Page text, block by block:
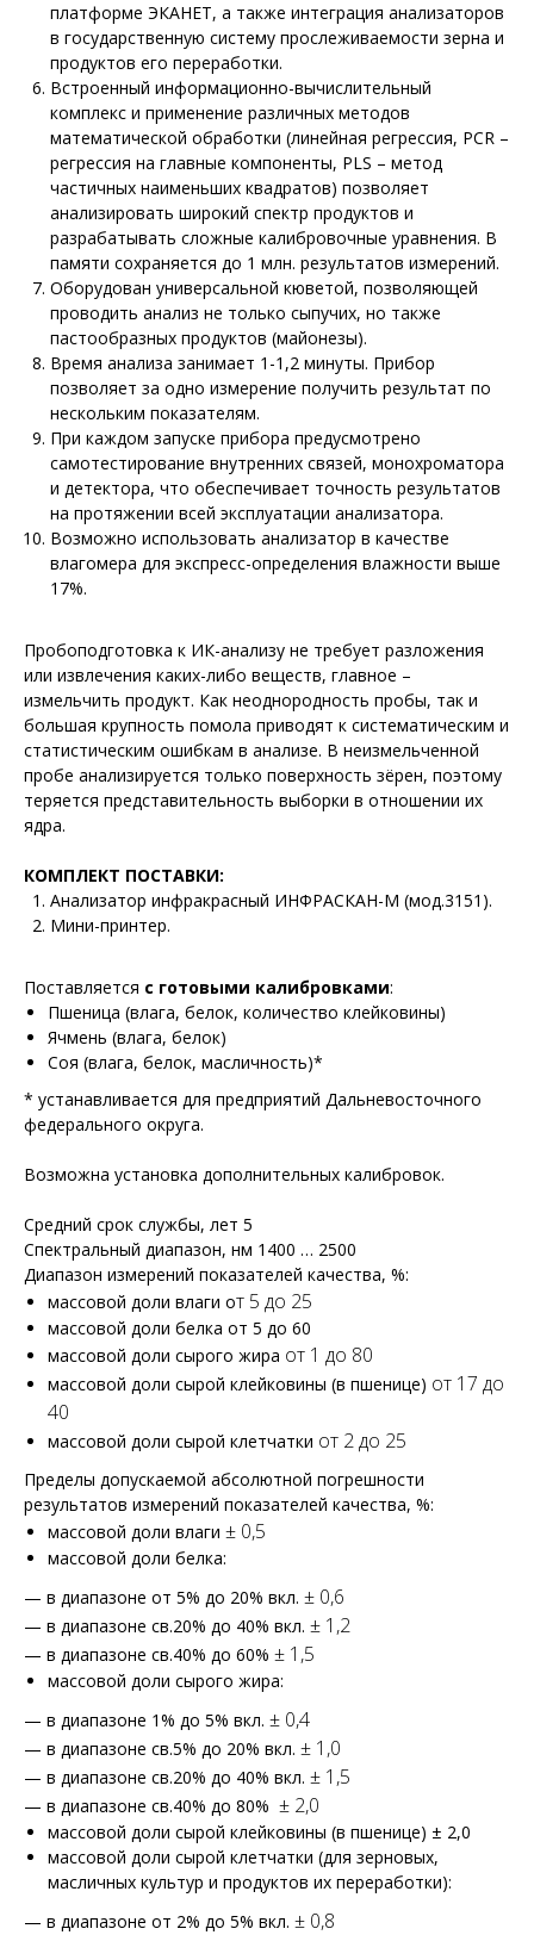
платформе ЭКАНЕТ, а также интеграция анализаторов
в государственную систему прослеживаемости зерна и
продуктов его переработки.
Встроенный информационно-вычислительный
комплекс и применение различных методов
математической обработки (линейная регрессия, PCR –
регрессия на главные компоненты, PLS – метод
частичных наименьших квадратов) позволяет
анализировать широкий спектр продуктов и
разрабатывать сложные калибровочные уравнения. В
памяти сохраняется до 1 млн. результатов измерений.
Оборудован универсальной кюветой, позволяющей
проводить анализ не только сыпучих, но также
пастообразных продуктов (майонезы).
Время анализа занимает 1-1,2 минуты. Прибор
позволяет за одно измерение получить результат по
нескольким показателям.
При каждом запуске прибора предусмотрено
самотестирование внутренних связей, монохроматора
и детектора, что обеспечивает точность результатов
на протяжении всей эксплуатации анализатора.
Возможно использовать анализатор в качестве
влагомера для экспресс-определения влажности выше
17%.
Пробоподготовка к ИК-анализу не требует разложения
или извлечения каких-либо веществ, главное –
измельчить продукт. Как неоднородность пробы, так и
большая крупность помола приводят к систематическим и
статистическим ошибкам в анализе. В неизмельченной
пробе анализируется только поверхность зёрен, поэтому
теряется представительность выборки в отношении их
ядра.
КОМПЛЕКТ ПОСТАВКИ:
Анализатор инфракрасный ИНФРАСКАН-М (мод.3151).
Мини-принтер.
Поставляется с готовыми калибровками:
Пшеница (влага, белок, количество клейковины)
Ячмень (влага, белок)
Соя (влага, белок, масличность)*
* устанавливается для предприятий Дальневосточного
федерального округа.
Возможна установка дополнительных калибровок.
Средний срок службы, лет 5
Спектральный диапазон, нм 1400 … 2500
Диапазон измерений показателей качества, %:
массовой доли влаги от 5 до 25
массовой доли белка от 5 до 60
массовой доли сырого жира от 1 до 80
массовой доли сырой клейковины (в пшенице) от 17 до
40
массовой доли сырой клетчатки от 2 до 25
Пределы допускаемой абсолютной погрешности
результатов измерений показателей качества, %:
массовой доли влаги ± 0,5
массовой доли белка:
— в диапазоне от 5% до 20% вкл. ± 0,6
— в диапазоне св.20% до 40% вкл. ± 1,2
— в диапазоне св.40% до 60% ± 1,5
массовой доли сырого жира:
— в диапазоне 1% до 5% вкл. ± 0,4
— в диапазоне св.5% до 20% вкл. ± 1,0
— в диапазоне св.20% до 40% вкл. ± 1,5
— в диапазоне св.40% до 80% ± 2,0
массовой доли сырой клейковины (в пшенице) ± 2,0
массовой доли сырой клетчатки (для зерновых,
масличных культур и продуктов их переработки):
— в диапазоне от 2% до 5% вкл. ± 0,8